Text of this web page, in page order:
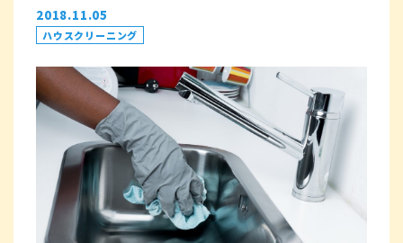
2018.11.05
ハウスクリーニング